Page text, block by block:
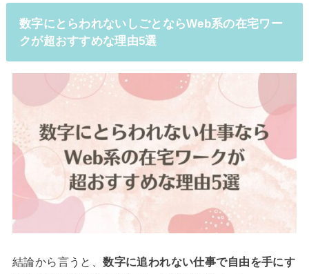
数字にとらわれないしごとならWeb系の在宅ワー
クが超おすすめな理由5選
結論から言うと、数字に追われない仕事で自由を手にす